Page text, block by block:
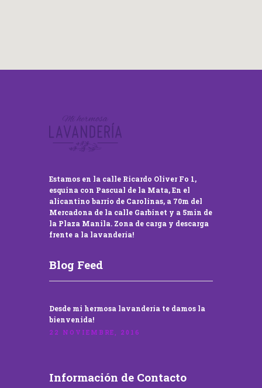
Estamos en la calle Ricardo Oliver Fo 1,
esquina con Pascual de la Mata, En el
alicantino barrio de Carolinas, a 70m del
Mercadona de la calle Garbinet y a 5min de
la Plaza Manila. Zona de carga y descarga
frente a la lavandería!
Blog Feed
Desde mi hermosa lavandería te damos la
bienvenida!
22 NOVIEMBRE, 2016
Información de Contacto